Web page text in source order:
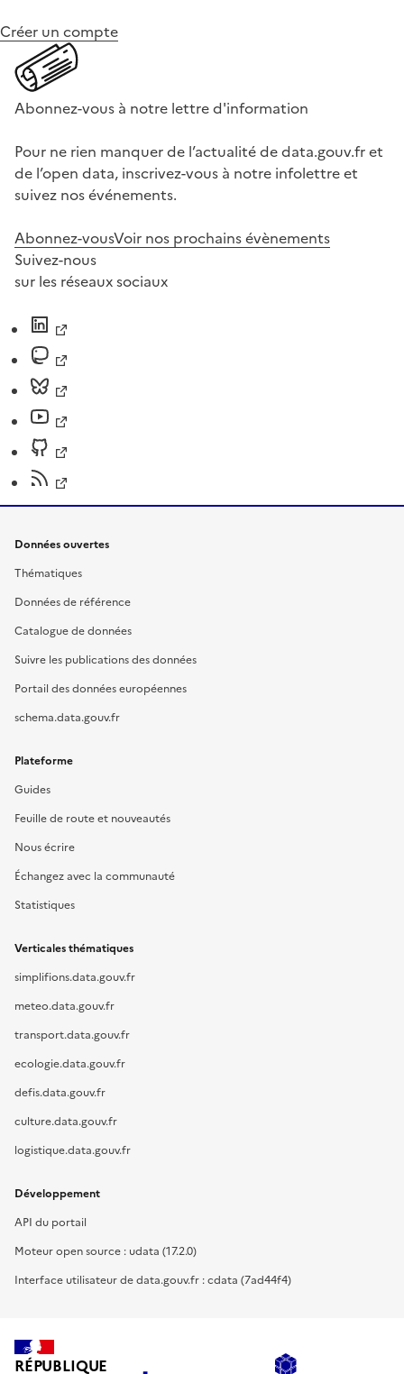
Créer un compte
Abonnez-vous à notre lettre d'information
Pour ne rien manquer de l’actualité de data.gouv.fr et
de l’open data, inscrivez-vous à notre infolettre et
suivez nos événements.
Abonnez-vousVoir nos prochains évènements
Suivez-nous
sur les réseaux sociaux
Données ouvertes
Thématiques
Données de référence
Catalogue de données
Suivre les publications des données
Portail des données européennes
schema.data.gouv.fr
Plateforme
Guides
Feuille de route et nouveautés
Nous écrire
Échangez avec la communauté
Statistiques
Verticales thématiques
simplifions.data.gouv.fr
meteo.data.gouv.fr
transport.data.gouv.fr
ecologie.data.gouv.fr
defis.data.gouv.fr
culture.data.gouv.fr
logistique.data.gouv.fr
Développement
API du portail
Moteur open source : udata (17.2.0)
Interface utilisateur de data.gouv.fr : cdata (7ad44f4)
RÉPUBLIQUE